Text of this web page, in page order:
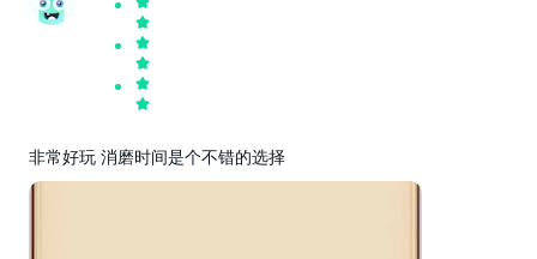
非常好玩 消磨时间是个不错的选择